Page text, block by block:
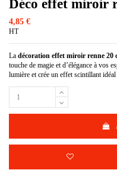
Déco effet miroir
4,85 €
HT
La décoration effet miroir renne 20
touche de magie et d’élégance à vos
lumière et crée un effet scintillant